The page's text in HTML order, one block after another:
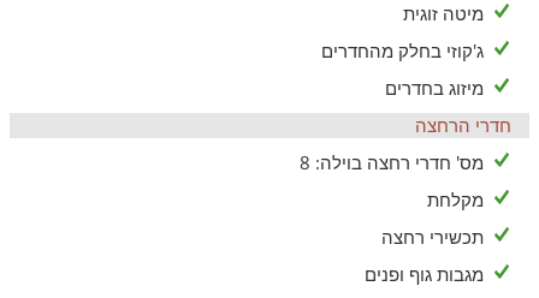
מיטה זוגית
ג'קוזי בחלק מהחדרים
מיזוג בחדרים
חדרי הרחצה
מס' חדרי רחצה בוילה: 8
מקלחת
תכשירי רחצה
מגבות גוף ופנים